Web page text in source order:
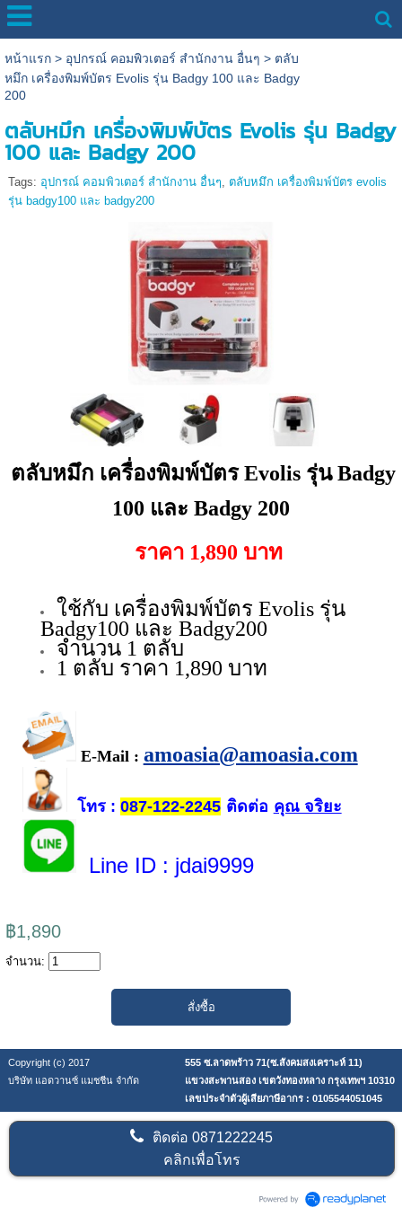
หน้าแรก> อุปกรณ์ คอมพิวเตอร์ สำนักงาน อื่นๆ > ตลับ
หมึก เครื่องพิมพ์บัตร Evolis รุ่น Badgy 100 และ Badgy
200
ตลับหมึก เครื่องพิมพ์บัตร Evolis รุ่น Badgy
100 และ Badgy 200
Tags: อุปกรณ์ คอมพิวเตอร์ สำนักงาน อื่นๆ, ตลับหมึก เครื่องพิมพ์บัตร evolis
รุ่น badgy100 และ badgy200
ตลับหมึก เครื่องพิมพ์บัตร Evolis รุ่น Badgy
100 และ Badgy 200
ราคา 1,890 บาท
ใช้กับ เครื่องพิมพ์บัตร Evolis รุ่น
Badgy100 และ Badgy200
จำนวน 1 ตลับ
1 ตลับ ราคา 1,890 บาท
E-Mail : amoasia@amoasia.com
โทร: 087-122-2245ติดต่อ คุณ จริยะ
Line ID : jdai9999
฿1,890
จำนวน:
Copyright (c) 2017
555 ซ.ลาดพร้าว 71(ซ.สังคมสงเคราะห์ 11)
บริษัท แอดวานซ์ แมชชีน จำกัด
แขวงสะพานสอง เขตวังทองหลาง กรุงเทพฯ 10310
เลขประจำตัวผู้เสียภาษีอากร : 0105544051045
ติดต่อ0871222245
คลิกเพื่อโทร